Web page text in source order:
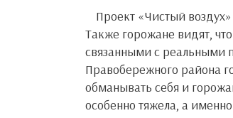
Проект «Чистый воздух» в Братске пока мало проявил себя. Это показывает официальная статистика.
Также горожане видят,
связанными с реальными
Правобережного района
обманывать себя и
особенно тяжела, а